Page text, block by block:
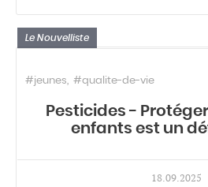
Le Nouvelliste
#jeunes #qualite-de-vie
Pesticides -
enfants est un
18.09.2025